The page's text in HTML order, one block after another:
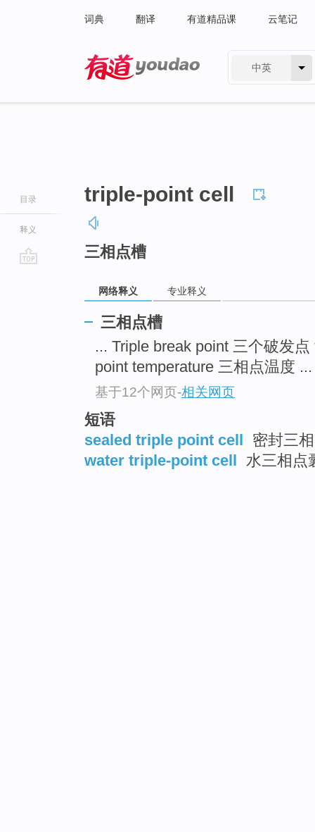
词典 翻译 有道精品课 云笔记
中英
目录
释义
triple-point cell
三相点槽
网络释义 专业释义
三相点槽
... Triple break point 三个破发点
point temperature 三相点温度 ...
基于12个网页-相关网页
短语
sealed triple point cell 密封三
water triple-point cell 水三相点